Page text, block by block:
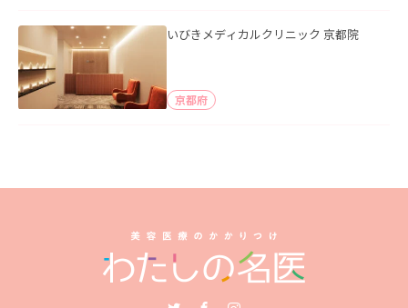
いびきメディカルクリニック 京都院
京都府